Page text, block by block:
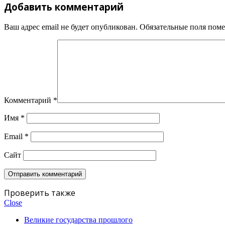
Добавить комментарий
Ваш адрес email не будет опубликован. Обязательные поля
Комментарий *
Имя *
Email *
Сайт
Проверить также
Close
Великие государства прошлого